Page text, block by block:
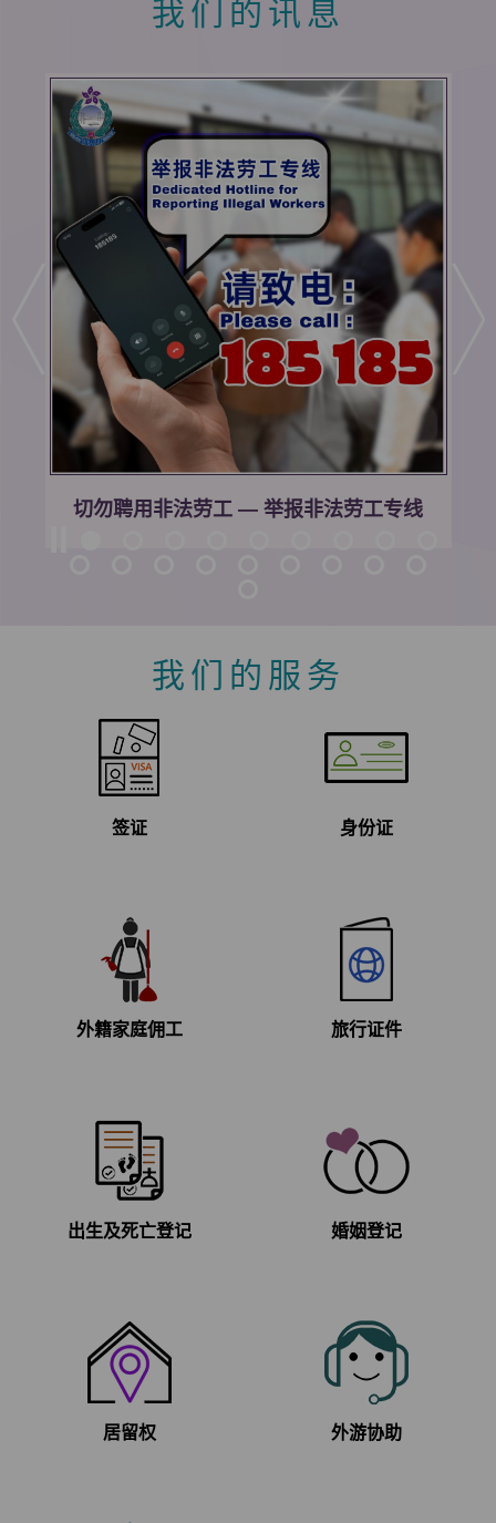
我们的讯息
指明计划签证申请的
新收费架构
我们的服务
签证 身份证
外籍家庭佣工 旅行证件
出生及死亡登记 婚姻登记
居留权 外游协助